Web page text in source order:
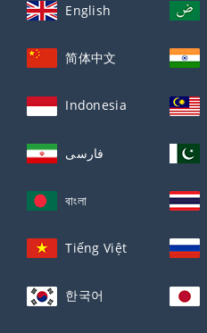
English
简体中文
Indonesia
فارسی
বাংলা
Tiếng Việt
한국어